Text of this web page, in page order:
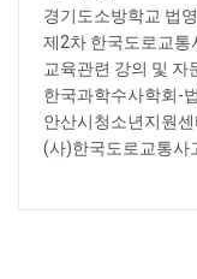
경기도소방학교 법
제2차 한국도로교통
교육관련 강의 및 자
한국과학수사학회-
안산시청소년지원
(사)한국도로교통사